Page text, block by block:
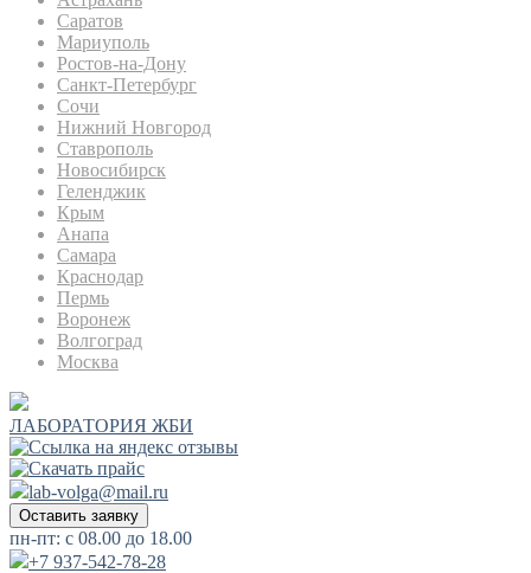
Саратов
Мариуполь
Ростов-на-Дону
Санкт-Петербург
Сочи
Нижний Новгород
Ставрополь
Новосибирск
Геленджик
Крым
Анапа
Самара
Краснодар
Пермь
Воронеж
Волгоград
Москва
ЛАБОРАТОРИЯ ЖБИ
lab-volga@mail.ru
Оставить заявку
пн-пт: с 08.00 до 18.00
+7 937-542-78-28